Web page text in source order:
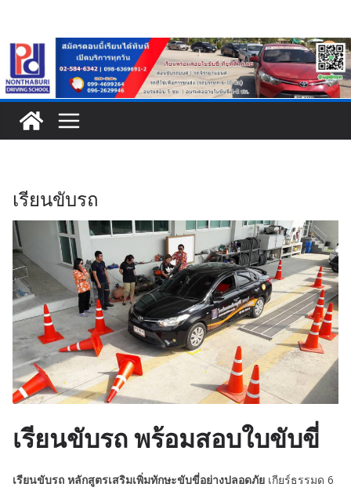
content
เรียนขับรถ
เรียนขับรถ พร้อมสอบใบขับขี่
เรียนขับรถ หลักสูตรเสริมเพิ่มทักษะขับขี่อย่างปลอดภัย เกียร์ธรรมด 6